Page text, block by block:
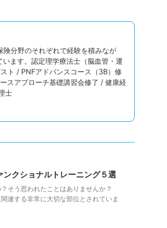
分野のそれぞれで経験を積みなが
ます。認定理学療法士（脳血管・運
ト / PNFアドバンスコース（3B）修
スアプローチ基礎講習会修了 / 健康経
士
ンクショナルトレーニング５選
そう思われたことはありませんか？
連する非常に大切な部位とされていま